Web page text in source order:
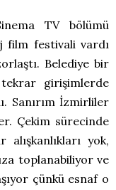
TV bölümü
film festivali vardı
Belediye bir
girişimlerde
Sanırım İzmirliler
Çekim sürecinde
yok,
toplanabiliyor ve
çünkü esnaf o